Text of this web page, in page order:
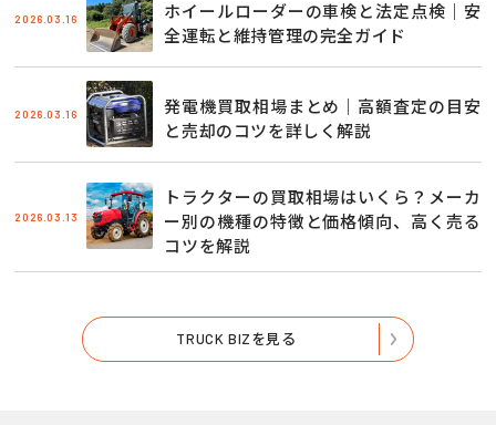
2026.03.16
ホイールローダーの車検と法定点検｜安
全運転と維持管理の完全ガイド
2026.03.16
発電機買取相場まとめ｜高額査定の目安
と売却のコツを詳しく解説
2026.03.13
トラクターの買取相場はいくら？メーカ
ー別の機種の特徴と価格傾向、高く売る
コツを解説
TRUCK BIZを見る